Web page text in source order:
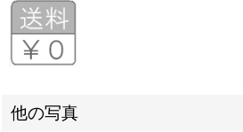
他の写真